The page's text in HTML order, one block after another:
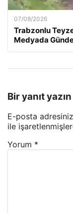
07/08/2026
Trabzonlu
Medyada
Bir yanıt yazın
E-posta
ile
Yorum *